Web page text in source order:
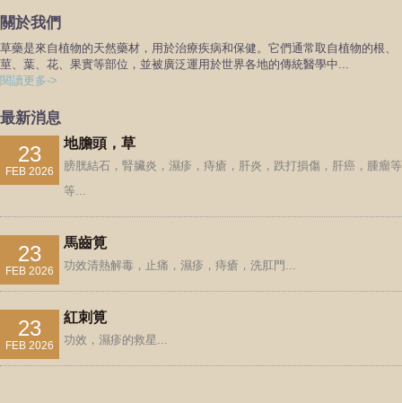
關於我們
草藥是來自植物的天然藥材，用於治療疾病和保健。它們通常取自植物的根、
莖、葉、花、果實等部位，並被廣泛運用於世界各地的傳統醫學中...
閱讀更多->
最新消息
23
FEB 2026
地膽頭，草
膀胱結石，腎臟炎，濕疹，痔瘡，肝炎，跌打損傷，肝癌，腫瘤等
等...
23
FEB 2026
馬齒筧
功效清熱解毒，止痛，濕疹，痔瘡，洗肛門...
23
FEB 2026
紅刺筧
功效，濕疹的救星...